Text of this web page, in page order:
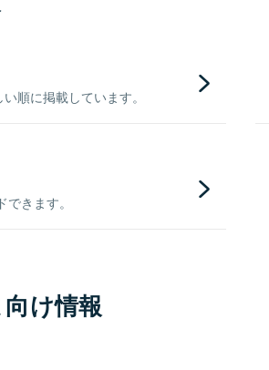
順に掲載しています。
きます。
け情報